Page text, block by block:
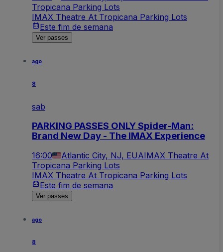
Tropicana Parking Lots
IMAX Theatre At Tropicana Parking Lots
Este fim de semana
Ver passes
ago
8
sab
PARKING PASSES ONLY Spider-Man:
Brand New Day - The IMAX Experience
16:00 Atlantic City, NJ, EUAIMAX Theatre At
Tropicana Parking Lots
IMAX Theatre At Tropicana Parking Lots
Este fim de semana
Ver passes
ago
8